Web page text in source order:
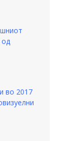
од
во 2017